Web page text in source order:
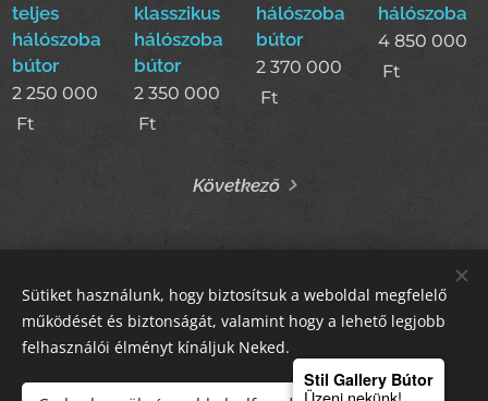
teljes
hálószoba
bútor
2 250 000
Ft
klasszikus
hálószoba
bútor
2 350 000
Ft
hálószoba
bútor
2 370 000
Ft
hálószoba
4 850 000
Ft
Következő
STIL GALLERY KFT
Sütiket használunk, hogy biztosítsuk a weboldal megfelelő
működését és biztonságát, valamint hogy a lehető legjobb
felhasználói élményt kínáljuk Neked.
Stil Gallery Bútor